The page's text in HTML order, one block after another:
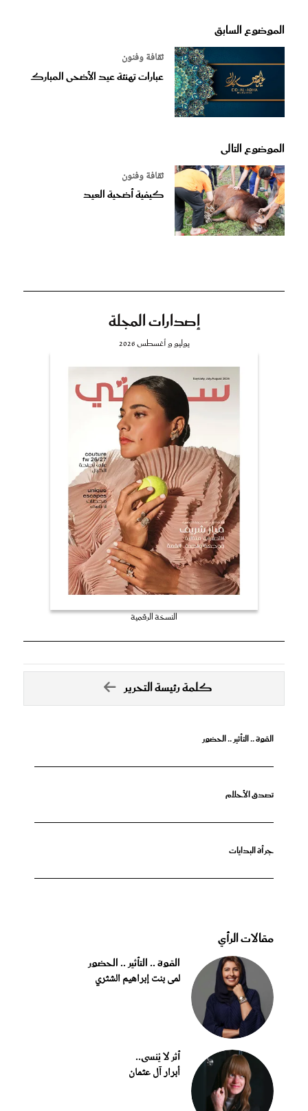
الموضوع السابق
ثقافة وفنون
عبارات تهنئة عيد الأضحى المبارك
الموضوع التالى
ثقافة وفنون
كيفية أضحية العيد
إصدارات المجلة
يوليو و أغسطس 2026
النسخة الرقمية
كلمة رئيسة التحرير
القوة .. التأثير .. الحضور
تصدق الأحلام
جرأة البدايات
مقالات الرأي
القوة .. التأثير .. الحضور
لمى بنت إبراهيم الشثري
أثر لا يُنسى..
أبرار آل عثمان